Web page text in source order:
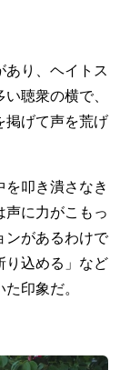
り、ヘイトス
聴衆の横で、
掲げて声を荒げ
叩き潰さなき
に力がこもっ
ンがあるわけで
り込める」など
印象だ。